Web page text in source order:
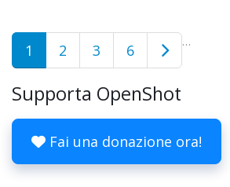
1 2 3 …
6
Supporta OpenShot
Fai una donazione ora!